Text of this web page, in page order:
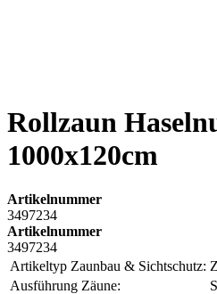
Rollzaun
1000x120cm
Artikelnummer
3497234
Artikelnummer
3497234
Artikeltyp Zaunbau & Sichtschutz:
Ausführung Zäune: